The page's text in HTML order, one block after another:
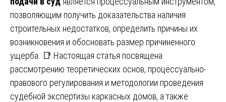
позволяющим получить доказательства наличия
строительных недостатков, определить причины их
возникновения и обосновать размер причиненного
ущерба. 📑 Настоящая статья посвящена
рассмотрению теоретических основ, процессуально-
правового регулирования и методологии проведения
судебной экспертизы каркасных домов, а также